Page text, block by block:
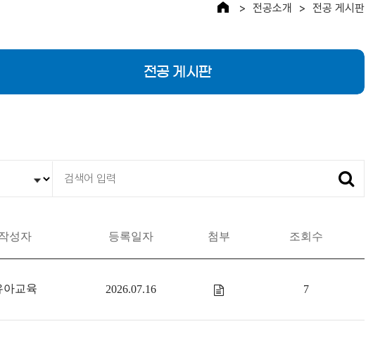
전공소개 전공 게시판
전공 게시판
성자 등록일자 첨부 조회수
아교육 2026.07.16 7